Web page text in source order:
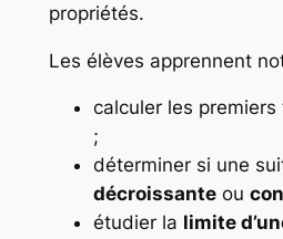
propriétés.
Les élèves apprennent
calculer les premiers
;
déterminer si une
décroissanteou
étudier la limite